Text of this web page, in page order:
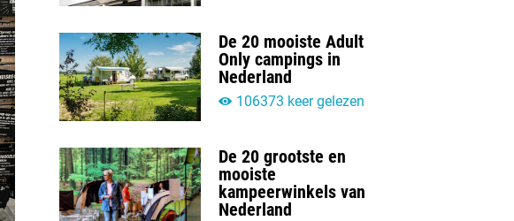
De 20 mooiste Adult
Only campings in
Nederland
106373 keer gelezen
De 20 grootste en
mooiste
kampeerwinkels van
Nederland